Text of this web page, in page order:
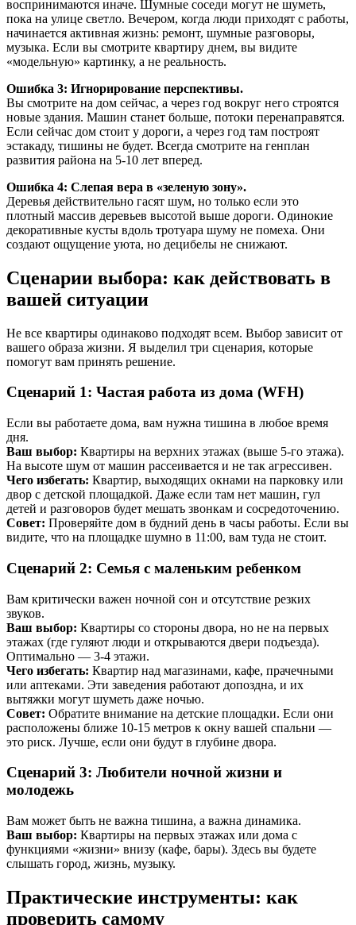
воспринимаются иначе. Шумные соседи могут не шуметь,
пока на улице светло. Вечером, когда люди приходят с работы,
начинается активная жизнь: ремонт, шумные разговоры,
музыка. Если вы смотрите квартиру днем, вы видите
«модельную» картинку, а не реальность.
Ошибка 3: Игнорирование перспективы.
Вы смотрите на дом сейчас, а через год вокруг него строятся
новые здания. Машин станет больше, потоки перенаправятся.
Если сейчас дом стоит у дороги, а через год там построят
эстакаду, тишины не будет. Всегда смотрите на генплан
развития района на 5-10 лет вперед.
Ошибка 4: Слепая вера в «зеленую зону».
Деревья действительно гасят шум, но только если это
плотный массив деревьев высотой выше дороги. Одинокие
декоративные кусты вдоль тротуара шуму не помеха. Они
создают ощущение уюта, но децибелы не снижают.
Сценарии выбора: как действовать в
вашей ситуации
Не все квартиры одинаково подходят всем. Выбор зависит от
вашего образа жизни. Я выделил три сценария, которые
помогут вам принять решение.
Сценарий 1: Частая работа из дома (WFH)
Если вы работаете дома, вам нужна тишина в любое время
дня.
Ваш выбор: Квартиры на верхних этажах (выше 5-го этажа).
На высоте шум от машин рассеивается и не так агрессивен.
Чего избегать: Квартир, выходящих окнами на парковку или
двор с детской площадкой. Даже если там нет машин, гул
детей и разговоров будет мешать звонкам и сосредоточению.
Совет: Проверяйте дом в будний день в часы работы. Если вы
видите, что на площадке шумно в 11:00, вам туда не стоит.
Сценарий 2: Семья с маленьким ребенком
Вам критически важен ночной сон и отсутствие резких
звуков.
Ваш выбор: Квартиры со стороны двора, но не на первых
этажах (где гуляют люди и открываются двери подъезда).
Оптимально — 3-4 этажи.
Чего избегать: Квартир над магазинами, кафе, прачечными
или аптеками. Эти заведения работают допоздна, и их
вытяжки могут шуметь даже ночью.
Совет: Обратите внимание на детские площадки. Если они
расположены ближе 10-15 метров к окну вашей спальни —
это риск. Лучше, если они будут в глубине двора.
Сценарий 3: Любители ночной жизни и
молодежь
Вам может быть не важна тишина, а важна динамика.
Ваш выбор: Квартиры на первых этажах или дома с
функциями «жизни» внизу (кафе, бары). Здесь вы будете
слышать город, жизнь, музыку.
Практические инструменты: как
проверить самому